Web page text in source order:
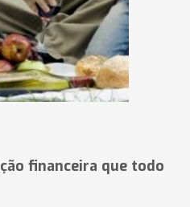
financeira que todo